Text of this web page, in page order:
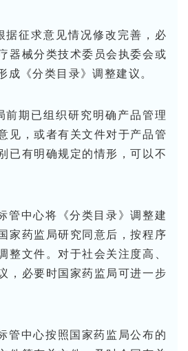
据征求意见情况修改完善，必
器械分类技术委员会执委会或
成《分类目录》调整建议。
前期已组织研究明确产品管理
见，或者有关文件对于产品管
已有明确规定的情形，可以不
管中心将《分类目录》调整建
家药监局研究同意后，按程序
整文件。对于社会关注度高、
，必要时国家药监局可进一步
管中心按照国家药监局公布的